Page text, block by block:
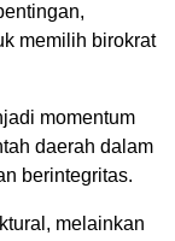
memilih birokrat
momentum
daerah dalam
berintegritas.
melainkan